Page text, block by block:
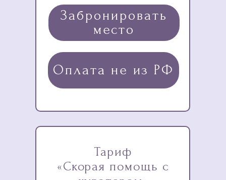
Забронировать
место
Оплата не из РФ
Тариф
«Скорая помощь с